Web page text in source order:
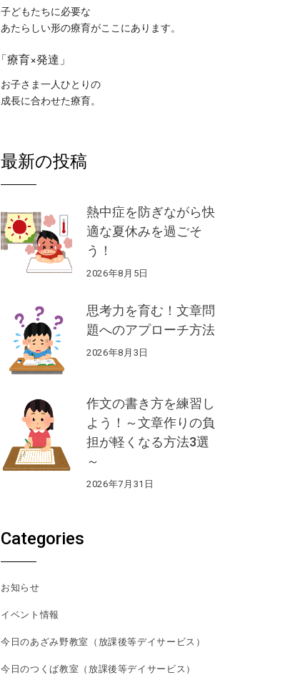
子どもたちに必要な
あたらしい形の療育がここにあります。
「療育×発達」
お子さま一人ひとりの
成長に合わせた療育。
最新の投稿
熱中症を防ぎながら快
適な夏休みを過ごそ
う！
2026年8月5日
思考力を育む！文章問
題へのアプローチ方法
2026年8月3日
作文の書き方を練習し
よう！～文章作りの負
担が軽くなる方法3選
～
2026年7月31日
Categories
お知らせ
イベント情報
今日のあざみ野教室（放課後等デイサービス）
今日のつくば教室（放課後等デイサービス）